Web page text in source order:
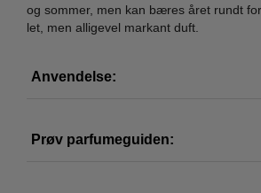
og sommer, men kan bæres året rundt
let, men alligevel markant duft.
Anvendelse:
Prøv parfumeguiden: